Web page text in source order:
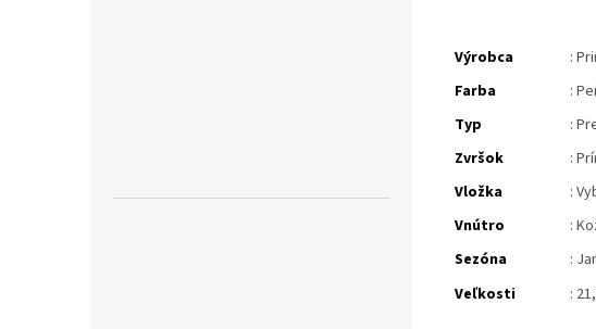
Výrobca
:
Farba
:
Typ
:
Zvršok
:
Vložka
:
Vnútro
:
Sezóna
:
Veľkosti
: